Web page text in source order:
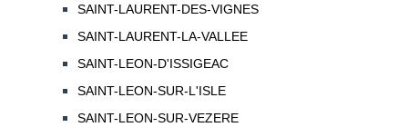
SAINT-LAURENT-DES-VIGNES
SAINT-LAURENT-LA-VALLEE
SAINT-LEON-D'ISSIGEAC
SAINT-LEON-SUR-L'ISLE
SAINT-LEON-SUR-VEZERE